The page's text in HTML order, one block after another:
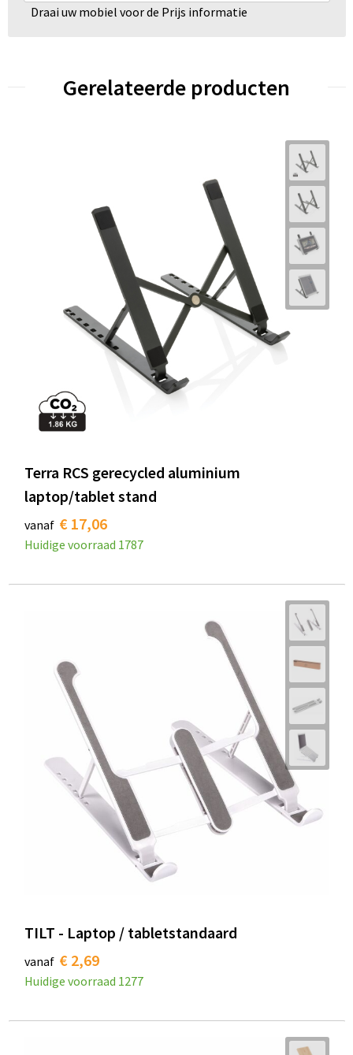
Draai uw mobiel voor de Prijs informatie
Gerelateerde producten
Terra RCS gerecycled aluminium
laptop/tablet stand
vanaf € 17,06
Huidige voorraad 1787
TILT - Laptop / tabletstandaard
vanaf € 2,69
Huidige voorraad 1277